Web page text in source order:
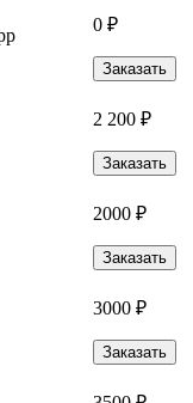
0 ₽
Заказать
2 200 ₽
Заказать
2000 ₽
Заказать
3000 ₽
Заказать